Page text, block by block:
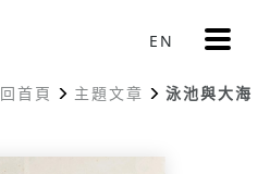
EN 更
多
單
回首頁 主題文章 泳池與大海